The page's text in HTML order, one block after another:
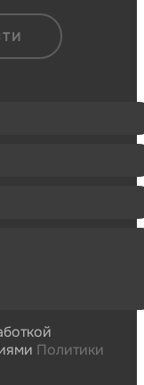
Политики